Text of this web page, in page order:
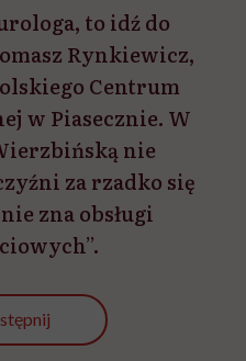
to idź do
Rynkiewicz,
Centrum
w Piasecznie. W
nie
za rzadko się
zna obsługi